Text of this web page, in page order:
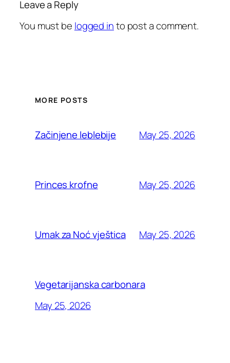
Leave a Reply
You must be logged into post a comment.
MORE POSTS
Začinjene leblebije May 25, 2026
Princes krofne May 25, 2026
Umak za Noć vještica May 25, 2026
Vegetarijanska carbonara
May 25, 2026